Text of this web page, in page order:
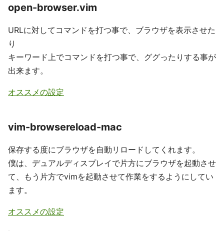
open-browser.vim
URLに対してコマンドを打つ事で、ブラウザを表示させた
り
キーワード上でコマンドを打つ事で、ググったりする事が
出来ます。
オススメの設定
vim-browsereload-mac
保存する度にブラウザを自動リロードしてくれます。
僕は、デュアルディスプレイで片方にブラウザを起動させ
て、もう片方でvimを起動させて作業をするようにしてい
ます。
オススメの設定